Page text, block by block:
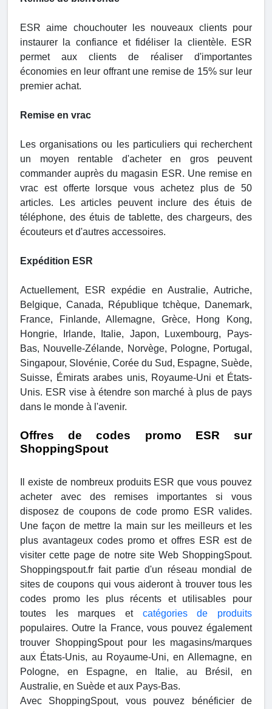
ESR aime chouchouter les nouveaux clients pour
instaurer la confiance et fidéliser la clientèle. ESR
permet aux clients de réaliser d'importantes
économies en leur offrant une remise de 15% sur leur
premier achat.
Remise en vrac
Les organisations ou les particuliers qui recherchent
un moyen rentable d'acheter en gros peuvent
commander auprès du magasin ESR. Une remise en
vrac est offerte lorsque vous achetez plus de 50
articles. Les articles peuvent inclure des étuis de
téléphone, des étuis de tablette, des chargeurs, des
écouteurs et d'autres accessoires.
Expédition ESR
Actuellement, ESR expédie en Australie, Autriche,
Belgique, Canada, République tchèque, Danemark,
France, Finlande, Allemagne, Grèce, Hong Kong,
Hongrie, Irlande, Italie, Japon, Luxembourg, Pays-
Bas, Nouvelle-Zélande, Norvège, Pologne, Portugal,
Singapour, Slovénie, Corée du Sud, Espagne, Suède,
Suisse, Émirats arabes unis, Royaume-Uni et États-
Unis. ESR vise à étendre son marché à plus de pays
dans le monde à l'avenir.
Offres de codes promo ESR sur
ShoppingSpout
Il existe de nombreux produits ESR que vous pouvez
acheter avec des remises importantes si vous
disposez de coupons de code promo ESR valides.
Une façon de mettre la main sur les meilleurs et les
plus avantageux codes promo et offres ESR est de
visiter cette page de notre site Web ShoppingSpout.
Shoppingspout.fr fait partie d'un réseau mondial de
sites de coupons qui vous aideront à trouver tous les
codes promo les plus récents et utilisables pour
toutes les marques et catégories de produits
populaires. Outre la France, vous pouvez également
trouver ShoppingSpout pour les magasins/marques
aux États-Unis, au Royaume-Uni, en Allemagne, en
Pologne, en Espagne, en Italie, au Brésil, en
Australie, en Suède et aux Pays-Bas.
Avec ShoppingSpout, vous pouvez bénéficier de